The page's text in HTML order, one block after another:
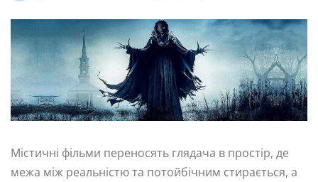
Містичні фільми переносять глядача в простір, де
межа між реальністю та потойбічним стирається, а